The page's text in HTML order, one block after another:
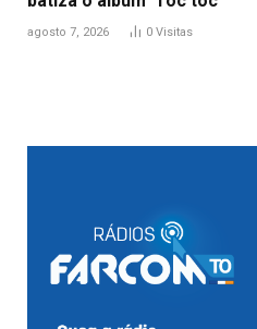
agosto 7, 2026 0 Visitas